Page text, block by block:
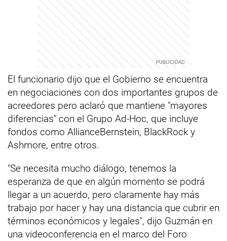
El funcionario dijo que el Gobierno se encuentra
en negociaciones con dos importantes grupos de
acreedores pero aclaró que mantiene "mayores
diferencias" con el Grupo Ad-Hoc, que incluye
fondos como AllianceBernstein, BlackRock y
Ashmore, entre otros.
"Se necesita mucho diálogo, tenemos la
esperanza de que en algún momento se podrá
llegar a un acuerdo, pero claramente hay más
trabajo por hacer y hay una distancia que cubrir en
términos económicos y legales", dijo Guzmán en
una videoconferencia en el marco del Foro